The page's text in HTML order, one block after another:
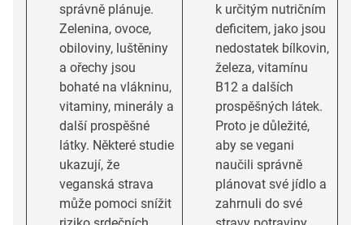
správně plánuje.
Zelenina, ovoce,
obiloviny, luštěniny
a ořechy jsou
bohaté na vlákninu,
vitaminy, minerály a
další prospěšné
látky. Některé studie
ukazují, že
veganská strava
může pomoci snížit
k určitým nutričním
deficitem, jako jsou
nedostatek bílkovin,
železa, vitamínu
B12 a dalších
prospěšných látek.
Proto je důležité,
aby se vegani
naučili správně
plánovat své jídlo a
zahrnuli do své